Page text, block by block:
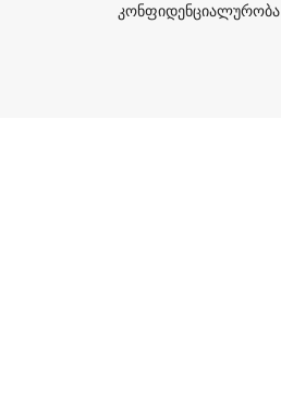
კონფიდენციალურობა